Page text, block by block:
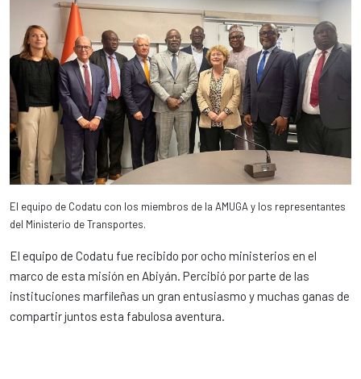
El equipo de Codatu con los miembros de la AMUGA y los representantes
del Ministerio de Transportes.
El equipo de Codatu fue recibido por ocho ministerios en el
marco de esta misión en Abiyán. Percibió por parte de las
instituciones marfileñas un gran entusiasmo y muchas ganas de
compartir juntos esta fabulosa aventura.